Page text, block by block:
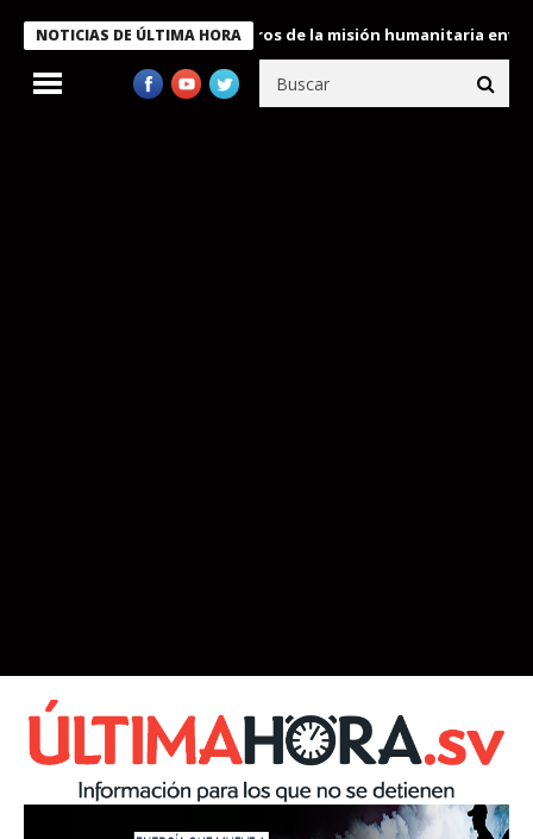
NOTICIAS DE ÚLTIMA HORA
condecora a miembros de la misión humanitaria enviada a